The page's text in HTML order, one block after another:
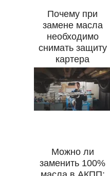
Почему при
замене масла
необходимо
снимать защиту
картера
Можно ли
заменить 100%